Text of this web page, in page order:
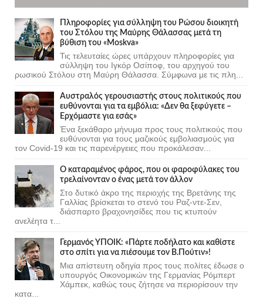
Πληροφορίες για σύλληψη του Ρώσου διοικητή
του Στόλου της Mαύρης Θάλασσας μετά τη
βύθιση του «Moskva»
Τις τελευταίες ώρες υπάρχουν πληροφορίες για
σύλληψη του Ιγκόρ Οσίποφ, του αρχηγού του
ρωσικού Στόλου στη Μαύρη Θάλασσα. Σύμφωνα με τις πλη...
Αυστραλός γερουσιαστής στους πολιτικούς που
ευθύνονται για τα εμβόλια: «Δεν θα ξεφύγετε –
Ερχόμαστε για εσάς»
Ένα ξεκάθαρο μήνυμα προς τους πολιτικούς που
ευθύνονται για τους μαζικούς εμβολιασμούς για
τον Covid-19 και τις παρενέργειες που προκάλεσαν...
Ο καταραμένος φάρος, που οι φαροφύλακες του
τρελαίνονταν ο ένας μετά τον άλλον
Στο δυτικό άκρο της περιοχής της Βρετάνης της
Γαλλίας βρίσκεται το στενό του Ραζ-ντε-Σεν,
διάσπαρτο βραχονησίδες που τις κτυπούν
ανελέητα τ...
Γερμανός ΥΠΟΙΚ: «Πάρτε ποδήλατο και καθίστε
στο σπίτι για να πιέσουμε τον Β.Πούτιν»!
Μια απίστευτη οδηγία προς τους πολίτες έδωσε ο
υπουργός Οικονομικών της Γερμανίας Ρόμπερτ
Χάμπεκ, καθώς τους ζήτησε να περιορίσουν την
κατα...